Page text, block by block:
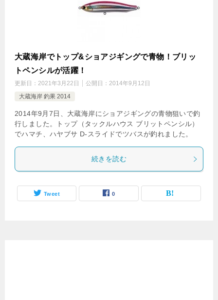
大蔵海岸でトップ&ショアジギングで青物！ブリッ
トペンシルが活躍！
更新日： 2021年3月22日 公開日： 2014年9月12日
大蔵海岸 釣果 2014
2014年9月7日、大蔵海岸にショアジギングの青物狙いで釣
行しました。トップ（タックルハウス ブリットペンシル）
でハマチ、ハヤブサ D-スライドでツバスが釣れました。
続きを読む
Tweet 0